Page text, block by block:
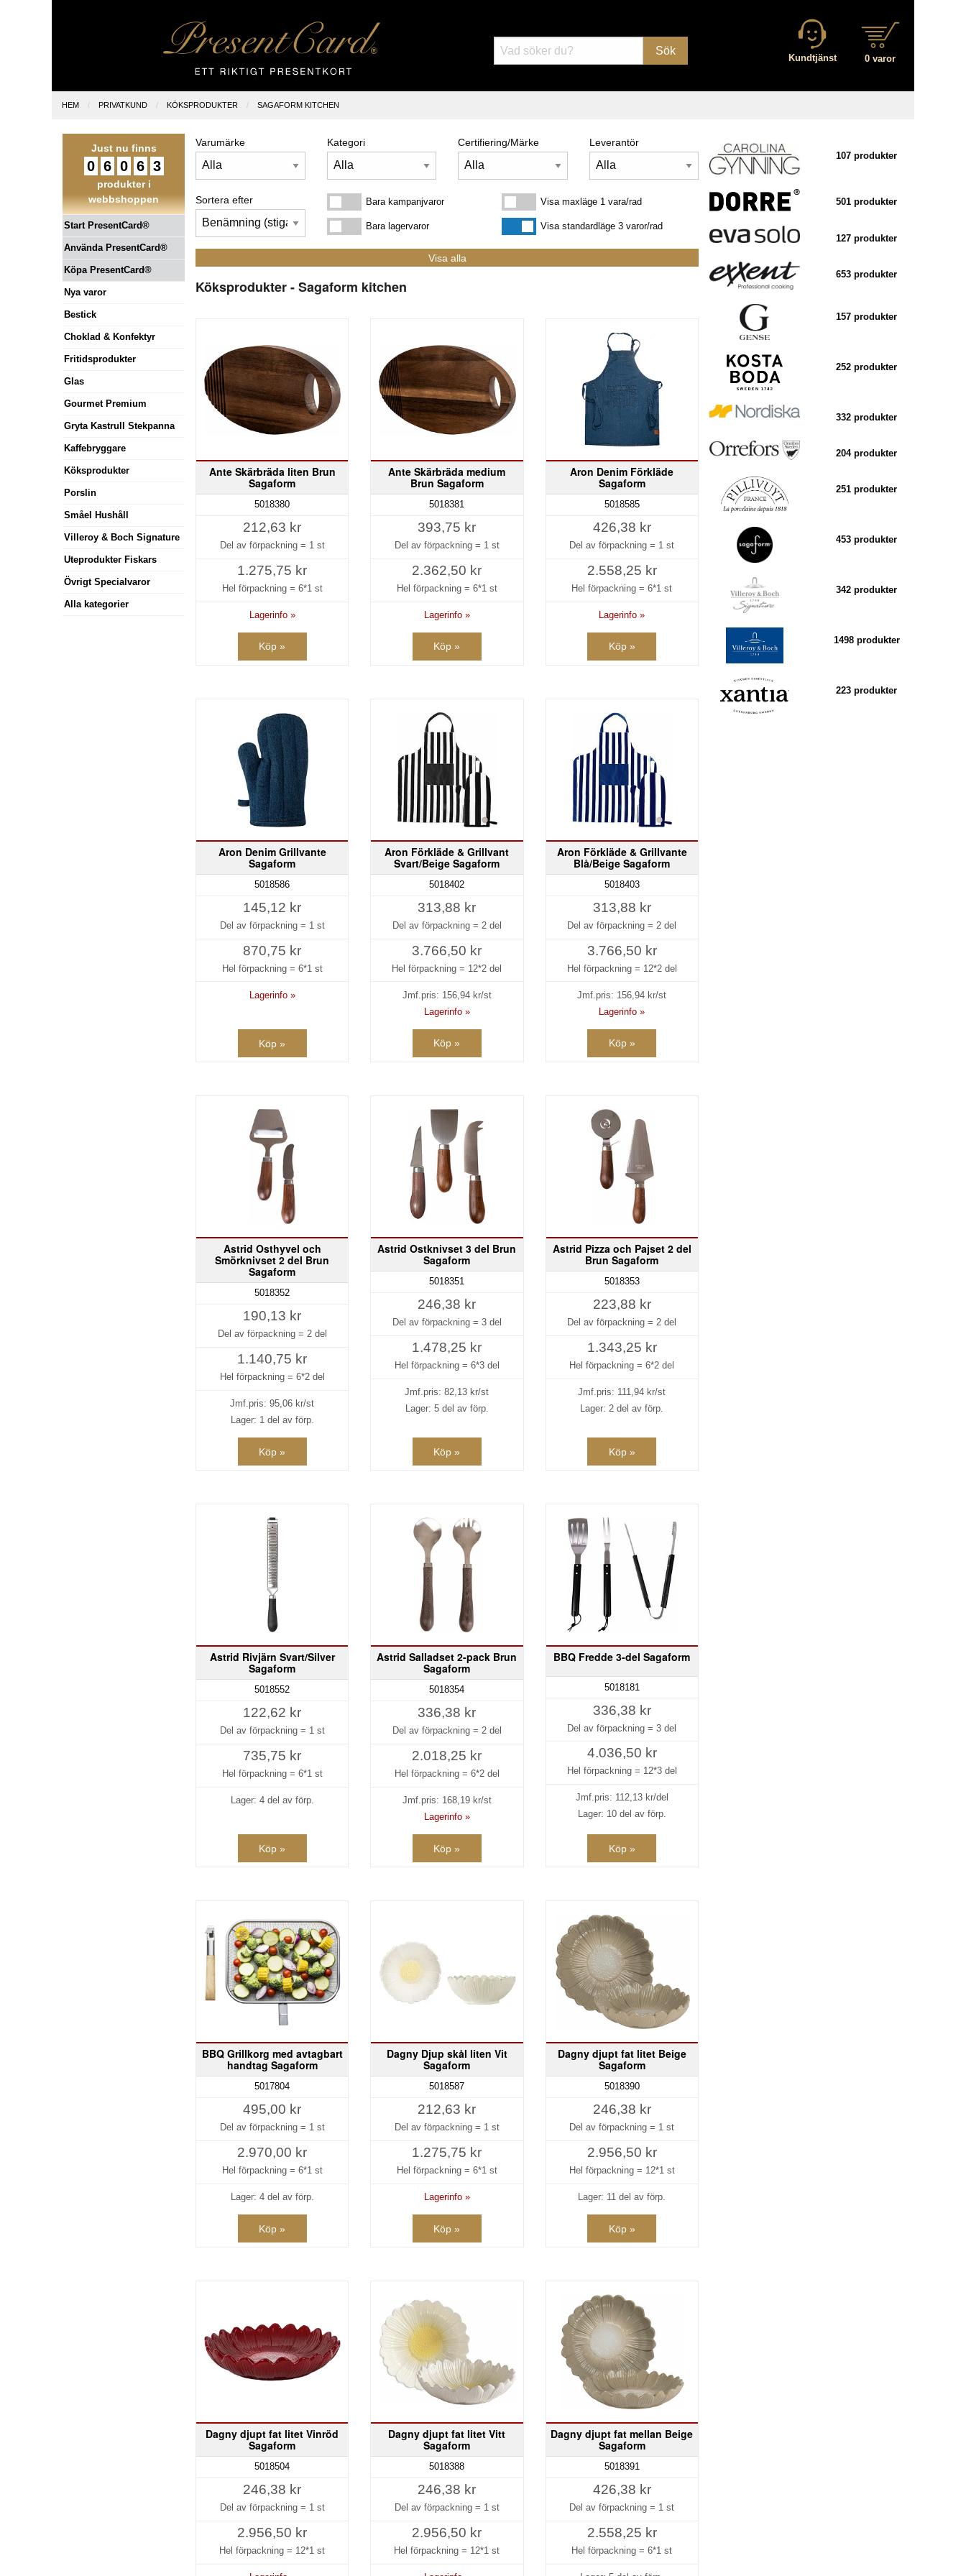
Sök
0 varor
Kundtjänst
HEM PRIVATKUND KÖKSPRODUKTER SAGAFORM KITCHEN
Just nu finns
0 6 0 6 3
produkter i
webbshoppen
Start PresentCard®
Använda PresentCard®
Köpa PresentCard®
Nya varor
Bestick
Choklad & Konfektyr
Fritidsprodukter
Glas
Gourmet Premium
Gryta Kastrull Stekpanna
Kaffebryggare
Köksprodukter
Porslin
Småel Hushåll
Villeroy & Boch Signature
Uteprodukter Fiskars
Övrigt Specialvaror
Alla kategorier
Varumärke Kategori Certifiering/Märke Leverantör
Sortera efter Bara kampanjvarorBara kampanjvaror
Bara lagervarorBara lagervaror
Visa maxläge 1 vara/rad
Visa maxläge 1 vara/rad
Visa standardlägeVisa standardläge 3 varor/rad
Köksprodukter - Sagaform kitchen
Ante Skärbräda liten Brun
Sagaform
5018380
212,63 kr
Del av förpackning = 1 st
1.275,75 kr
Hel förpackning = 6*1 st
Lagerinfo »
Köp »
Ante Skärbräda medium
Brun Sagaform
5018381
393,75 kr
Del av förpackning = 1 st
2.362,50 kr
Hel förpackning = 6*1 st
Lagerinfo »
Köp »
Aron Denim Förkläde
Sagaform
5018585
426,38 kr
Del av förpackning = 1 st
2.558,25 kr
Hel förpackning =6*1 st
Lagerinfo »
Köp »
Aron Denim Grillvante
Sagaform
5018586
145,12 kr
Del av förpackning = 1 st
870,75 kr
Hel förpackning = 6*1 st
Lagerinfo »
Köp »
Aron Förkläde & Grillvant
Svart/Beige Sagaform
5018402
313,88 kr
Del av förpackning = 2 del
3.766,50 kr
Hel förpackning = 12*2 del
Jmf.pris: 156,94kr/st
Lagerinfo »
Köp »
Aron Förkläde & Grillvante
Blå/Beige Sagaform
5018403
313,88 kr
Del av förpackning =2 del
3.766,50 kr
Hel förpackning = 12*2 del
Jmf.pris: 156,94 kr/st
Lagerinfo »
Köp »
Astrid Osthyvel och
Smörknivset 2 del Brun
Sagaform
5018352
190,13 kr
Del av förpackning = 2 del
1.140,75 kr
Hel förpackning = 6*2 del
Jmf.pris:95,06 kr/st
Lager: 1 del av förp.
Köp »
Astrid Ostknivset 3 del Brun
Sagaform
5018351
246,38 kr
Del av förpackning = 3 del
1.478,25 kr
Hel förpackning = 6*3 del
Jmf.pris:82,13 kr/st
Lager: 5 del av förp.
Köp »
Astrid Pizza och Pajset 2 del
Brun Sagaform
5018353
223,88 kr
Del av förpackning =2 del
1.343,25 kr
Hel förpackning =6*2 del
Jmf.pris: 111,94 kr/st
Lager: 2 del av förp.
Köp »
Astrid Rivjärn Svart/Silver
Sagaform
5018552
122,62 kr
Del av förpackning = 1 st
735,75 kr
Hel förpackning = 6*1 st
Lager: 4 del av förp.
Köp »
Astrid Salladset 2-pack Brun
Sagaform
5018354
336,38 kr
Del av förpackning = 2 del
2.018,25 kr
Hel förpackning = 6*2 del
Jmf.pris: 168,19kr/st
Lagerinfo »
Köp »
BBQ Fredde 3-del Sagaform
5018181
336,38 kr
Del av förpackning =3 del
4.036,50 kr
Hel förpackning = 12*3 del
Jmf.pris: 112,13kr/del
Lager: 10 del av förp.
Köp »
BBQ Grillkorg med avtagbart
handtag Sagaform
5017804
495,00 kr
Del av förpackning = 1 st
2.970,00 kr
Hel förpackning = 6*1 st
Lager: 4 del av förp.
Köp »
Dagny Djup skål liten Vit
Sagaform
5018587
212,63 kr
Del av förpackning = 1 st
1.275,75 kr
Hel förpackning = 6*1 st
Lagerinfo »
Köp »
Dagny djupt fat litet Beige
Sagaform
5018390
246,38 kr
Del av förpackning = 1 st
2.956,50 kr
Hel förpackning = 12*1 st
Lager: 11 del av förp.
Köp »
Dagny djupt fat litet Vinröd
Sagaform
5018504
246,38 kr
Del av förpackning = 1 st
2.956,50 kr
Hel förpackning = 12*1 st
Dagny djupt fat litet Vitt
Sagaform
5018388
246,38 kr
Del av förpackning = 1 st
2.956,50 kr
Hel förpackning = 12*1 st
Dagny djupt fat mellan Beige
Sagaform
5018391
426,38 kr
Del av förpackning = 1 st
2.558,25 kr
Hel förpackning =6*1 st
107 produkter
501 produkter
127 produkter
653 produkter
157 produkter
252 produkter
332 produkter
204 produkter
251 produkter
453 produkter
342 produkter
1498 produkter
223 produkter